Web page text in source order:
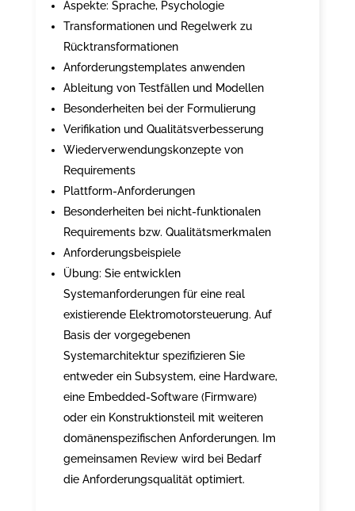
Aspekte: Sprache, Psychologie
Transformationen und Regelwerk zu
Rücktransformationen
Anforderungstemplates anwenden
Ableitung von Testfällen und Modellen
Besonderheiten bei der Formulierung
Verifikation und Qualitätsverbesserung
Wiederverwendungskonzepte von
Requirements
Plattform-Anforderungen
Besonderheiten bei nicht-funktionalen
Requirements bzw. Qualitätsmerkmalen
Anforderungsbeispiele
Übung: Sie entwicklen
Systemanforderungen für eine real
existierende Elektromotorsteuerung. Auf
Basis der vorgegebenen
Systemarchitektur spezifizieren Sie
entweder ein Subsystem, eine Hardware,
eine Embedded-Software (Firmware)
oder ein Konstruktionsteil mit weiteren
domänenspezifischen Anforderungen. Im
gemeinsamen Review wird bei Bedarf
die Anforderungsqualität optimiert.